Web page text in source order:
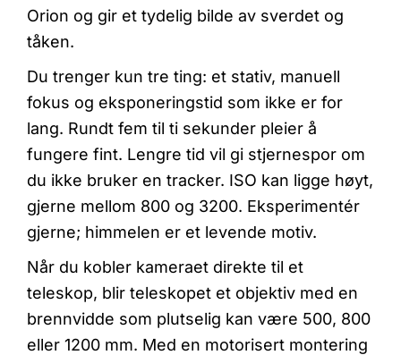
Orion og gir et tydelig bilde av sverdet og
tåken.
Du trenger kun tre ting: et stativ, manuell
fokus og eksponeringstid som ikke er for
lang. Rundt fem til ti sekunder pleier å
fungere fint. Lengre tid vil gi stjernespor om
du ikke bruker en tracker. ISO kan ligge høyt,
gjerne mellom 800 og 3200. Eksperimentér
gjerne; himmelen er et levende motiv.
Når du kobler kameraet direkte til et
teleskop, blir teleskopet et objektiv med en
brennvidde som plutselig kan være 500, 800
eller 1200 mm. Med en motorisert montering